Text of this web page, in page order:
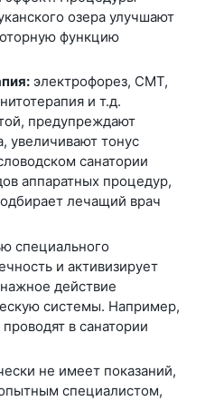
озера улучшают
функцию
электрофорез, СМТ,
и т.д.
предупреждают
увеличивают тонус
санатории
аппаратных процедур,
лечащий врач
специального
и активизирует
действие
системы. Например,
в санатории
не имеет показаний,
специалистом,